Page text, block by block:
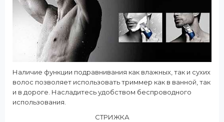
Наличие функции подравнивания как влажных, так и сухих
волос позволяет использовать триммер как в ванной, так
и в дороге. Насладитесь удобством беспроводного
использования.
СТРИЖКА